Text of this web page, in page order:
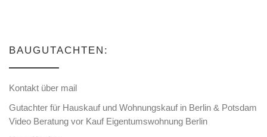
BAUGUTACHTEN:
Kontakt über mail
Gutachter für Hauskauf und Wohnungskauf in Berlin & Potsdam
Video Beratung vor Kauf Eigentumswohnung Berlin